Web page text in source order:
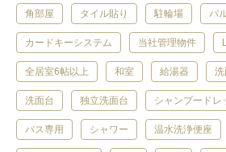
角部屋 タイル貼り 駐輪場 バ
カードキーシステム 当社管理物件
全居室6帖以上 和室 給湯器
洗面台 独立洗面台 シャンプードレ
バス専用 シャワー 温水洗浄便座